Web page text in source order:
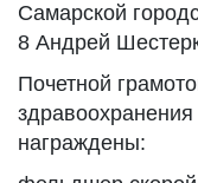
Самарской
8 Андрей
Почетной
награждены: